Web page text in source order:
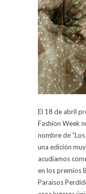
El 18 de abril
Fashion Week
nombre de
una edición
acudíamos
en los premios
Paraísos